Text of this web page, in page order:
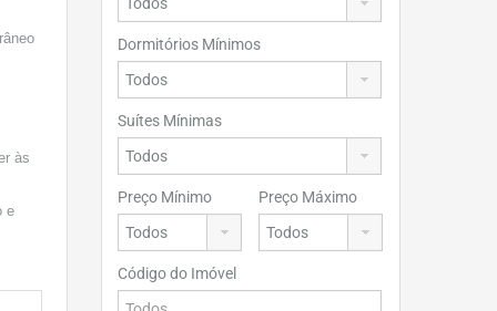
às
e
Dormitórios Mínimos
Suítes Mínimas
Preço Mínimo Preço Máximo
Código do Imóvel